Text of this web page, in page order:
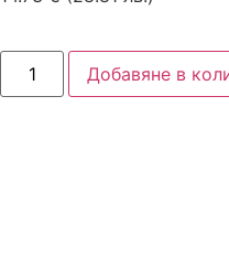
Добавяне в